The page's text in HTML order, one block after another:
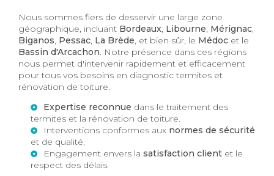
Nous sommes fiers de desservir une large zone
géographique, incluant Bordeaux, Libourne, Mérignac,
Biganos, Pessac, La Brède, et bien sûr, le Médoc et le
Bassin d'Arcachon. Notre présence dans ces régions
nous permet d'intervenir rapidement et efficacement
pour tous vos besoins en diagnostic termites et
rénovation de toiture.
Expertise reconnue dans le traitement des
termites et la rénovation de toiture.
Interventions conformes aux normes de sécurité
et de qualité.
Engagement envers la satisfaction client et le
respect des délais.